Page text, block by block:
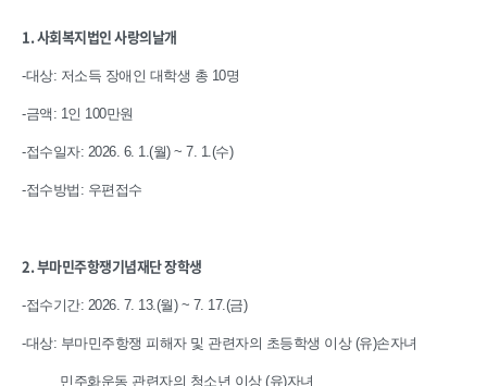
1. 사회복지법인 사랑의날개
-대상: 저소득 장애인 대학생 총 10명
-금액: 1인 100만원
-접수일자: 2026. 6. 1.(월) ~ 7. 1.(수)
-접수방법: 우편접수
2. 부마민주항쟁기념재단 장학생
-접수기간: 2026. 7. 13.(월) ~ 7. 17.(금)
-대상: 부마민주항쟁 피해자 및 관련자의 초등학생 이상 (유)손자녀
민주화운동 관련자의 청소년 이상 (유)자녀